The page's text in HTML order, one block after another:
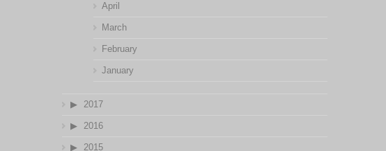
April
March
February
January
2017
2016
2015